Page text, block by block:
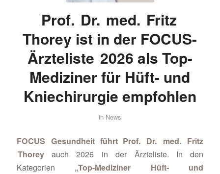
Prof. Dr. med. Fritz
Thorey ist in der FOCUS-
Ärzteliste 2026 als Top-
Mediziner für Hüft- und
Kniechirurgie empfohlen
in News
FOCUS Gesundheit führt Prof. Dr. med. Fritz
Thoreyauch 2026 in der Ärzteliste. In den
Kategorien „Top-Mediziner
Hüft- und